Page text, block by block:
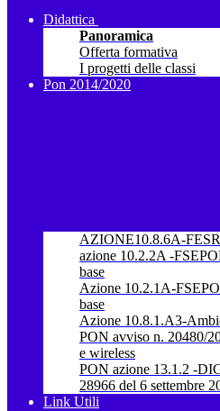
Didattica
Panoramica
Offerta formativa
I progetti delle classi
Pon 2014/2020
AZIONE10.8.6A-
azione 10.2.2A -
base
Azione 10.2.1A-
base
Azione 10.8.1.A3-
PON avviso n. 20480/
e wireless
PON azione 13.1.2 -
28966 del 6 settembre
Link Utili